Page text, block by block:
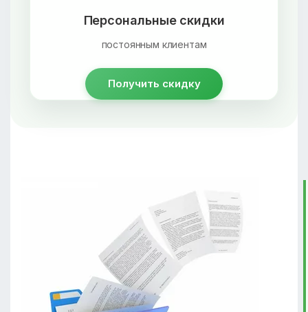
Персональные скидки
постоянным клиентам
Получить скидку